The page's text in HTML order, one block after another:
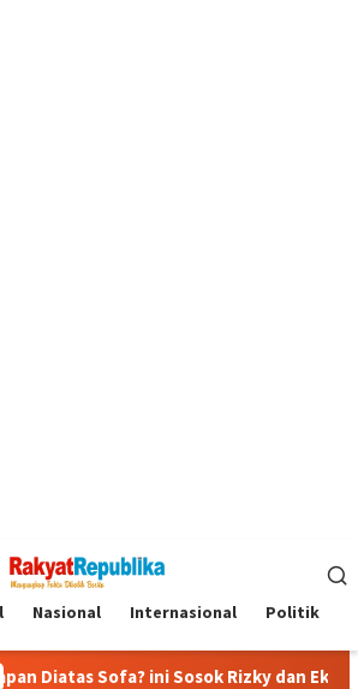
Nasional Internasional Politik
Sosok Rizky dan Eka yang Viral